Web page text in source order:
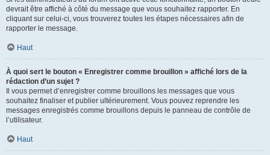
devrait être affiché à côté du message que vous souhaitez rapporter. En
cliquant sur celui-ci, vous trouverez toutes les étapes nécessaires afin de
rapporter le message.
Haut
À quoi sert le bouton « Enregistrer comme brouillon » affiché lors de la
rédaction d’un sujet ?
Il vous permet d’enregistrer comme brouillons les messages que vous
souhaitez finaliser et publier ultérieurement. Vous pouvez reprendre les
messages enregistrés comme brouillons depuis le panneau de contrôle de
l’utilisateur.
Haut